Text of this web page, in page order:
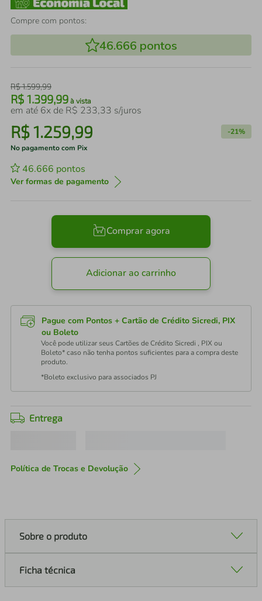
Compre com pontos:
46.666 pontos
R$1.599,99
R$ 1.399,99 à vista
em até 6x de R$ 233,33 s/juros
R$1.259,99 -21%
No pagamento com Pix
46.666 pontos
Ver formas de pagamento
Comprar agora
Adicionar ao carrinho
Pague com Pontos + Cartão de Crédito Sicredi, PIX
ou Boleto
Você pode utilizar seus Cartões de Crédito Sicredi , PIX ou
Boleto* caso não tenha pontos suficientes para a compra deste
produto.
*Boleto exclusivo para associados PJ
Entrega
Política de Trocas e Devolução
Sobre o produto
Ficha técnica